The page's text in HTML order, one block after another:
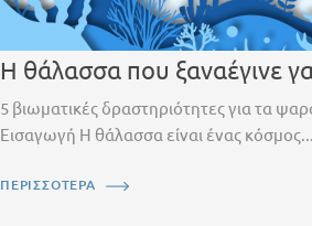
Η θάλασσα που ξαναέγινε
5 βιωματικές δραστηριότητες για τα
Εισαγωγή Η θάλασσα είναι ένας κόσμος...
ΠΕΡΙΣΣΟΤΕΡΑ